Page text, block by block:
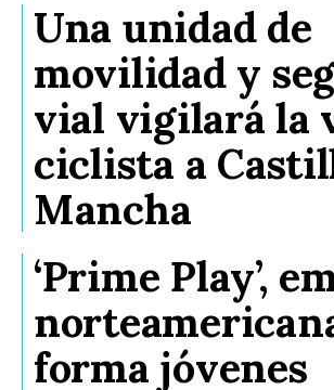
Una unidad de
movilidad y
vial vigilará la
ciclista a
Mancha
‘Prime Play’,
forma jóvenes